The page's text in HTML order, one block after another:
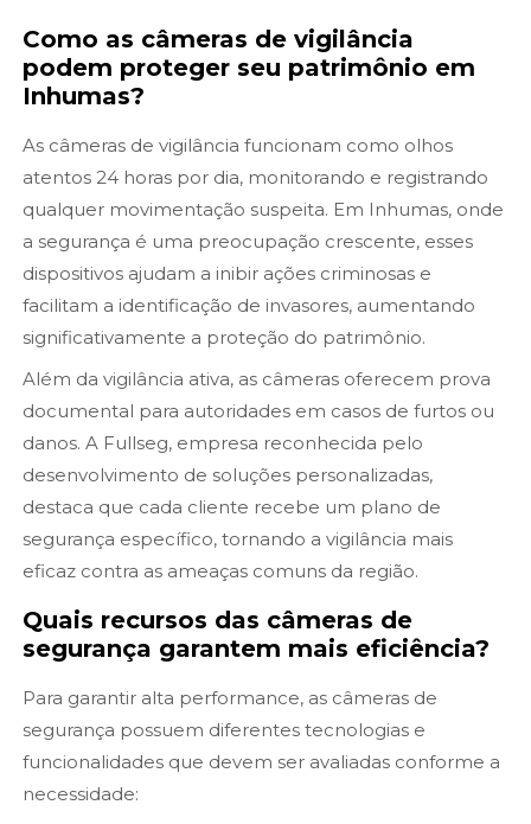
Como as câmeras de vigilância
podem proteger seu patrimônio em
Inhumas?
As câmeras de vigilância funcionam como olhos
atentos 24 horas por dia, monitorando e registrando
qualquer movimentação suspeita. Em Inhumas, onde
a segurança é uma preocupação crescente, esses
dispositivos ajudam a inibir ações criminosas e
facilitam a identificação de invasores, aumentando
significativamente a proteção do patrimônio.
Além da vigilância ativa, as câmeras oferecem prova
documental para autoridades em casos de furtos ou
danos. A Fullseg, empresa reconhecida pelo
desenvolvimento de soluções personalizadas,
destaca que cada cliente recebe um plano de
segurança específico, tornando a vigilância mais
eficaz contra as ameaças comuns da região.
Quais recursos das câmeras de
segurança garantem mais eficiência?
Para garantir alta performance, as câmeras de
segurança possuem diferentes tecnologias e
funcionalidades que devem ser avaliadas conforme a
necessidade: